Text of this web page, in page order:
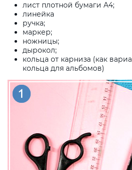
лист плотной бумаги А4;
линейка
ручка;
маркер;
ножницы;
дырокол;
кольца от карниза (как
кольца для альбомов)